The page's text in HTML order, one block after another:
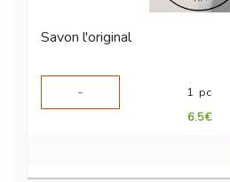
Savon l'original
-
1 pc
6.5€